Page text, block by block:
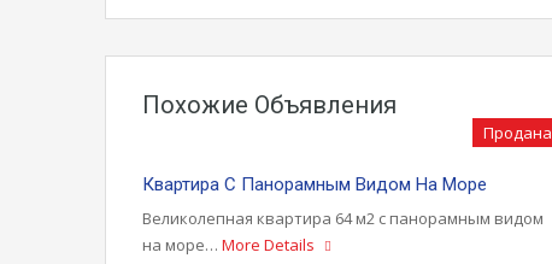
Похожие Объявления
Продана
Квартира С Панорамным Видом На Море
Великолепная квартира 64 м2 с панорамным видом
на море… More Details